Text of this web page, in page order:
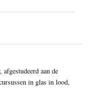
aan de
in glas in lood,